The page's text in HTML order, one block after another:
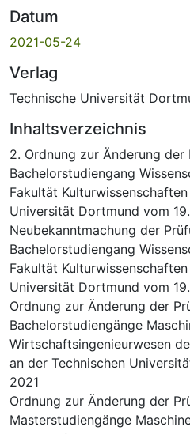
Datum
2021-05-24
Verlag
Technische Universität
Inhaltsverzeichnis
2. Ordnung zur Änderung
Bachelorstudiengang
Fakultät
Universität Dortmund vom
Neubekanntmachung der
Bachelorstudiengang
Fakultät
Universität Dortmund vom
Ordnung zur Änderung der
Bachelorstudiengänge
Wirtschaftsingenieurwesen
an der Technischen
2021
Ordnung zur Änderung der
Masterstudiengänge